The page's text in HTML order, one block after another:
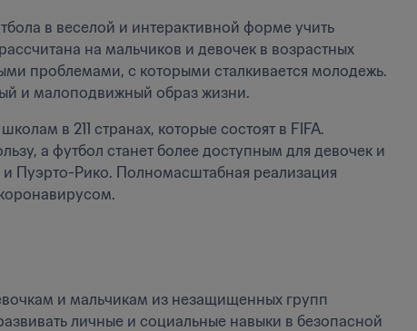
в веселой и интерактивной форме учить
на мальчиков и девочек в возрастных
проблемами, с которыми сталкивается молодежь.
и малоподвижный образ жизни.
в 211 странах, которые состоят в FIFA.
а футбол станет более доступным для девочек и
Пуэрто-Рико. Полномасштабная реализация
и мальчикам из незащищенных групп
личные и социальные навыки в безопасной